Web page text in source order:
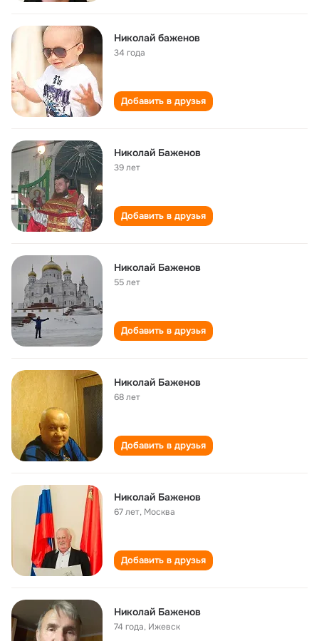
Николай баженов
34 года
Добавить в друзья
Николай Баженов
39 лет
Добавить в друзья
Николай Баженов
55 лет
Добавить в друзья
Николай Баженов
68 лет
Добавить в друзья
Николай Баженов
67 лет, Москва
Добавить в друзья
Николай Баженов
74 года, Ижевск